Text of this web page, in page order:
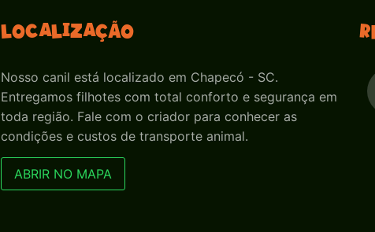
Localização
Nosso canil está localizado em Chapecó - SC.
Entregamos filhotes com total conforto e segurança em
toda região. Fale com o criador para conhecer as
condições e custos de transporte animal.
ABRIR NO MAPA